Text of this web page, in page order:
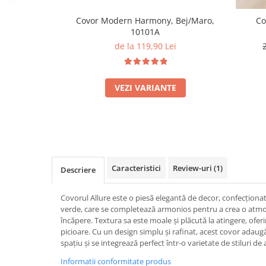
Covor Modern Harmony, Bej/Maro,
10101A
de la 119,90 Lei
VEZI VARIANTE
Descriere Caracteristici Review-uri (1)
Covorul Allure este o piesă elegantă de decor,
verde, care se completează armonios pentru a crea o
încăpere. Textura sa este moale și plăcută la atingere,
picioare. Cu un design simplu și rafinat, acest covor
spațiu și se integrează perfect într-o varietate de stiluri de
Informatii conformitate produs